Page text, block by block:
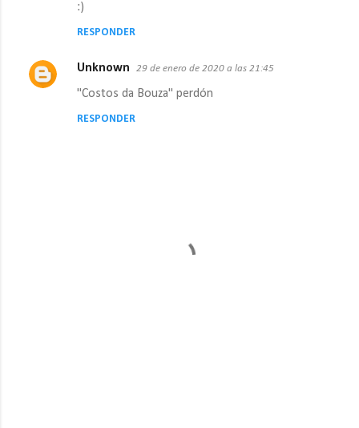
:)
RESPONDER
Unknown 29 de enero de 2020 a las 21:45
"Costos da Bouza" perdón
RESPONDER